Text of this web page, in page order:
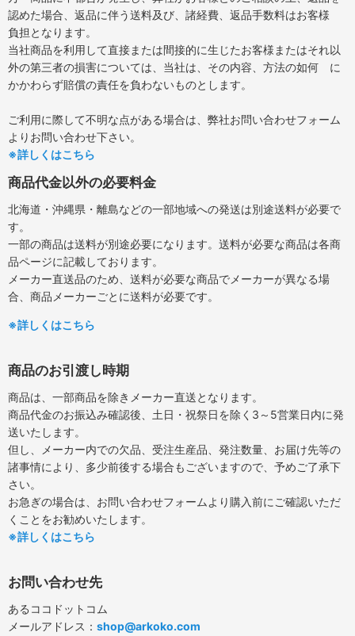
認めた場合、返品に伴う送料及び、諸経費、返品手数料はお客様
負担となります。
当社商品を利用して直接または間接的に生じたお客様またはそれ以
外の第三者の損害については、当社は、その内容、方法の如何 に
かかわらず賠償の責任を負わないものとします。
ご利用に際して不明な点がある場合は、弊社お問い合わせフォーム
よりお問い合わせ下さい。
※詳しくはこちら
商品代金以外の必要料金
北海道・沖縄県・離島などの一部地域への発送は別途送料が必要で
す。
一部の商品は送料が別途必要になります。送料が必要な商品は各商
品ページに記載しております。
メーカー直送品のため、送料が必要な商品でメーカーが異なる場
合、商品メーカーごとに送料が必要です。
※詳しくはこちら
商品のお引渡し時期
商品は、一部商品を除きメーカー直送となります。
商品代金のお振込み確認後、土日・祝祭日を除く3～5営業日内に発
送いたします。
但し、メーカー内での欠品、受注生産品、発注数量、お届け先等の
諸事情により、多少前後する場合もございますので、予めご了承下
さい。
お急ぎの場合は、お問い合わせフォームより購入前にご確認いただ
くことをお勧めいたします。
※詳しくはこちら
お問い合わせ先
あるココドットコム
メールアドレス： shop@arkoko.com